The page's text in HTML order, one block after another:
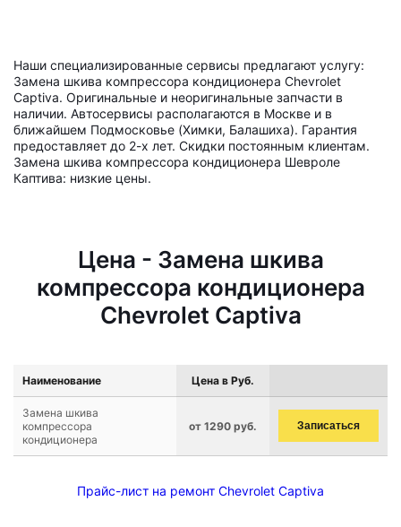
Наши специализированные сервисы предлагают услугу:
Замена шкива компрессора кондиционера Chevrolet
Captiva. Оригинальные и неоригинальные запчасти в
наличии. Автосервисы располагаются в Москве и в
ближайшем Подмосковье (Химки, Балашиха). Гарантия
предоставляет до 2-х лет. Скидки постоянным клиентам.
Замена шкива компрессора кондиционера Шевроле
Каптива: низкие цены.
Цена - Замена шкива
компрессора кондиционера
Chevrolet Captiva
Наименование Цена в Руб.
Замена шкива
компрессора
кондиционера
от 1290 руб. Записаться
Прайс-лист на ремонт Chevrolet Captiva